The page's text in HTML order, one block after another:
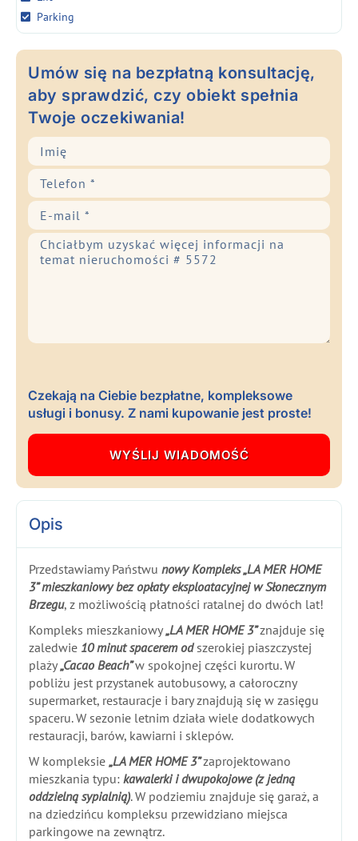
Parking
Umów się na bezpłatną konsultację,
aby sprawdzić, czy obiekt spełnia
Twoje oczekiwania!
Czekają na Ciebie bezpłatne, kompleksowe
usługi i bonusy. Z nami kupowanie jest proste!
Opis
Przedstawiamy Państwu nowy Kompleks „LA MER HOME
3” mieszkaniowy bez opłaty eksploatacyjnej w Słonecznym
Brzegu, z możliwością płatności ratalnej do dwóch lat!
Kompleks mieszkaniowy„LA MER HOME 3”znajduje się
zaledwie 10 minut spacerem odszerokiej piaszczystej
plaży„Cacao Beach”w spokojnej części kurortu. W
pobliżu jest przystanek autobusowy, a całoroczny
supermarket, restauracje i bary znajdują się w zasięgu
spaceru. W sezonie letnim działa wiele dodatkowych
restauracji, barów, kawiarni i sklepów.
W kompleksie „LA MER HOME 3”zaprojektowano
mieszkania typu: kawalerki i dwupokojowe (z jedną
oddzielną sypialnią). W podziemiu znajduje się garaż, a
na dziedzińcu kompleksu przewidziano miejsca
parkingowe na zewnątrz.